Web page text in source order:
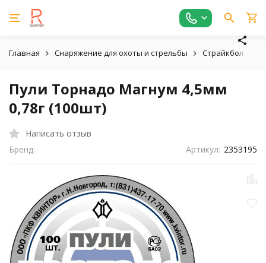
Главная Снаряжение для охоты и стрельбы
Пули Торнадо Магнум 4,5мм
0,78г (100шт)
Написать отзыв
Бренд:
Артикул: 2353195